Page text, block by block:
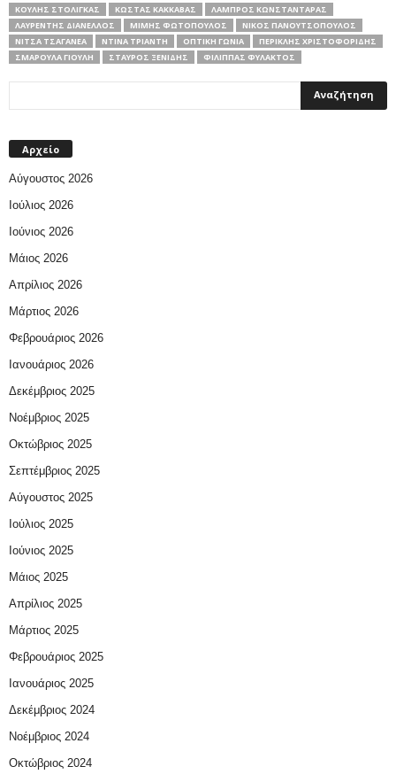
ΚΟΎΛΗΣ ΣΤΟΛΊΓΚΑΣ
ΚΏΣΤΑΣ ΚΑΚΚΑΒΆΣ
ΛΆΜΠΡΟΣ ΚΩΝΣΤΑΝΤΆΡΑΣ
ΛΑΥΡΈΝΤΗΣ ΔΙΑΝΈΛΛΟΣ
ΜΊΜΗΣ ΦΩΤΌΠΟΥΛΟΣ
ΝΊΚΟΣ ΠΑΝΟΥΤΣΌΠΟΥΛΟΣ
ΝΊΤΣΑ ΤΣΑΓΑΝΈΑ
ΝΤΊΝΑ ΤΡΙΆΝΤΗ ΟΠΤΙΚΗ ΓΩΝΙΑ
ΠΕΡΙΚΛΉΣ ΧΡΙΣΤΟΦΟΡΊΔΗΣ
ΣΜΑΡΟΎΛΑ ΓΙΟΎΛΗ
ΣΤΑΎΡΟΣ ΞΕΝΊΔΗΣ ΦΊΛΙΠΠΑΣ ΦΥΛΑΚΤΌΣ
Αρχείο
Αύγουστος 2026
Ιούλιος 2026
Ιούνιος 2026
Μάιος 2026
Απρίλιος 2026
Μάρτιος 2026
Φεβρουάριος 2026
Ιανουάριος 2026
Δεκέμβριος 2025
Νοέμβριος 2025
Οκτώβριος 2025
Σεπτέμβριος 2025
Αύγουστος 2025
Ιούλιος 2025
Ιούνιος 2025
Μάιος 2025
Απρίλιος 2025
Μάρτιος 2025
Φεβρουάριος 2025
Ιανουάριος 2025
Δεκέμβριος 2024
Νοέμβριος 2024
Οκτώβριος 2024